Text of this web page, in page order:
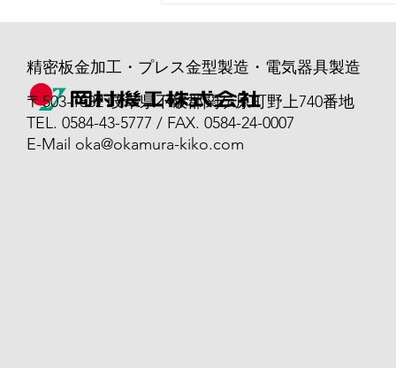
精密板金加工・プレス金型製造・電気器具製造
〒503-1532 岐阜県不破郡関ケ原町野上740番地
TEL. 0584-43-5777 / FAX. 0584-24-0007
E-Mail oka@okamura-kiko.com